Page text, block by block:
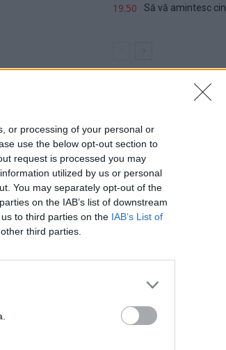
or processing of your personal or
use the below opt-out section to
request is processed you may
utilized by us or personal
You may separately opt-out of the
on the IAB’s list of downstream
to third parties on the IAB’s List of
third parties.
19.50 Să vă amintesc
Sondaj
Ce partid ați
parlamentare ar
USR
PNL
UDMR
PMP (Tomac)
Forța Dreptei (L.